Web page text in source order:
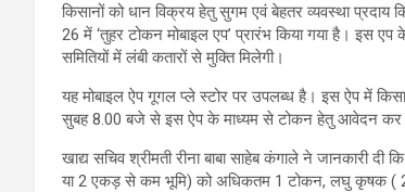
किसानों को धान विक्रय हेतु सुगम एवं बेहतर व्यवस्था प्रदाय
26 में ‘तुहर टोकन मोबाइल एप’ प्रारंभ किया गया है। इस
समितियों में लंबी कतारों से मुक्ति मिलेगी।
यह मोबाइल ऐप गूगल प्ले स्टोर पर उपलब्ध है। इस ऐप में
सुबह 8.00 बजे से इस ऐप के माध्यम से टोकन हेतु आवेदन
खाद्य सचिव श्रीमती रीना बाबा साहेब कंगाले ने जानकारी
या 2 एकड़ से कम भूमि) को अधिकतम 1 टोकन, लघु कृषक (